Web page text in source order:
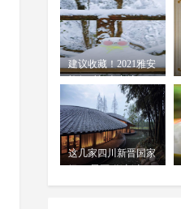
打卡攻略来了！
建议收藏！2021雅安
这几家四川新晋国家
吗？